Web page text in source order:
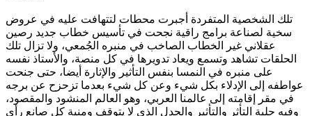
تلك الشخصية المتفردة أجبرت محطات لتتهافت عليه في عروض
سخية لصناعة برامج راقية نجحت في تأسيس خطاب جديد رصين
عقلاني غير الخطاب الصاخب في منبره الجُمعي، ولا تزال تلك
الحلقات تشاهد وتسمع ويعاد تدويرها في كل منصة، والأستاذ نفسه
على منبره في النمسا بنفس التأثير والإثارة أيضا، حتى جنحت
عواطفه إلى الإدلاء بكل شيء وعن كل شيء بعدما تزحزح عن برجه
في مقر إقامته إلى عالمنا العربي، وهو العالم المنشود والمقصود،
وفيه حلبة التأثر والتأثير والجدل الذي لا يتوقف ومنية كل صانع رأي